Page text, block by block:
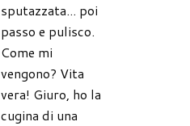
sputazzata... poi
passo e pulisco.
Come mi
vengono? Vita
vera! Giuro, ho la
cugina di una